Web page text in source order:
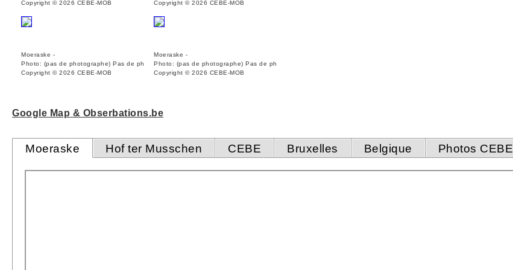
Copyright © 2026 CEBE-MOB
Copyright © 2026 CEBE-MOB
Moeraske -
Photo: (pas de photographe) Pas de ph
Copyright © 2026 CEBE-MOB
Moeraske -
Photo: (pas de photographe) Pas de ph
Copyright © 2026 CEBE-MOB
Google Map & Obserbations.be
Moeraske Hof ter Musschen CEBE Bruxelles Belgique Photos CEBE